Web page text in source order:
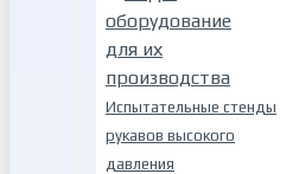
Испытательные стенды
рукавов высокого
давления